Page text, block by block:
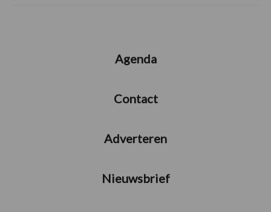
Agenda
Contact
Adverteren
Nieuwsbrief